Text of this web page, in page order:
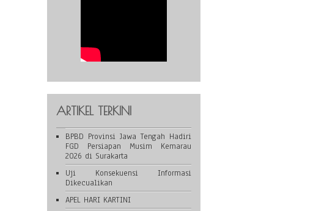
ARTIKEL TERKINI
BPBD Provinsi Jawa Tengah Hadiri
FGD Persiapan Musim Kemarau
2026 di Surakarta
Uji Konsekuensi Informasi
Dikecualikan
APEL HARI KARTINI